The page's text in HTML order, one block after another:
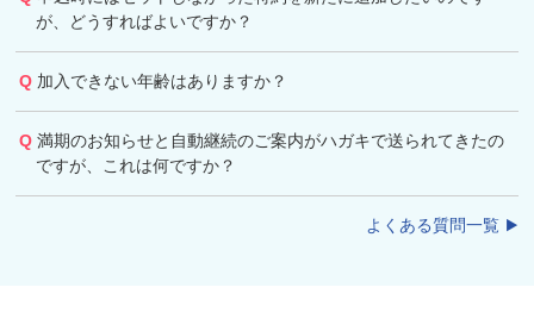
が、どうすればよいですか？
加入できない年齢はありますか？
満期のお知らせと自動継続のご案内がハガキで送られてきたの
ですが、これは何ですか？
よくある質問一覧